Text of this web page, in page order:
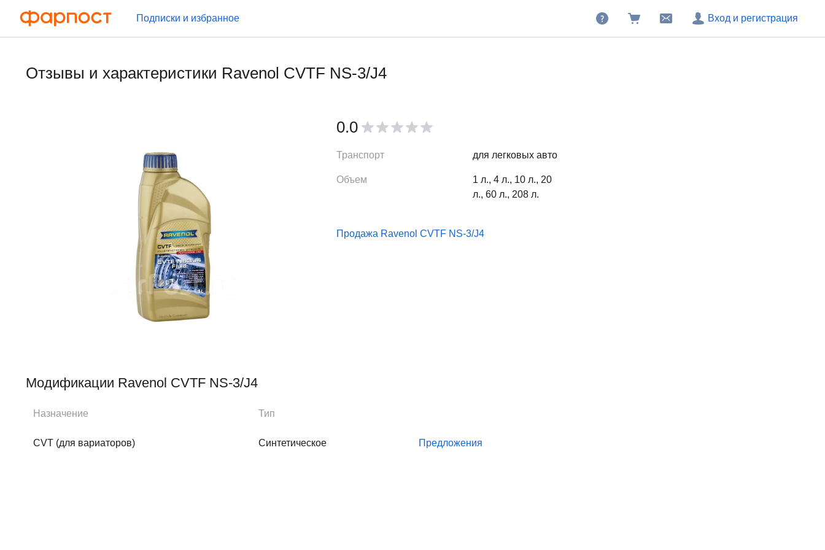
Подписки и избранное Вход и регистрация
Отзывы и характеристики Ravenol CVTF NS-3/J4
0.0
Транспорт для легковых авто
Объем
1 л., 4 л., 10 л., 20
л., 60 л., 208 л.
Продажа Ravenol CVTF NS-3/J4
Модификации Ravenol CVTF NS-3/J4
Назначение Тип
CVT (для вариаторов) Синтетическое Предложения